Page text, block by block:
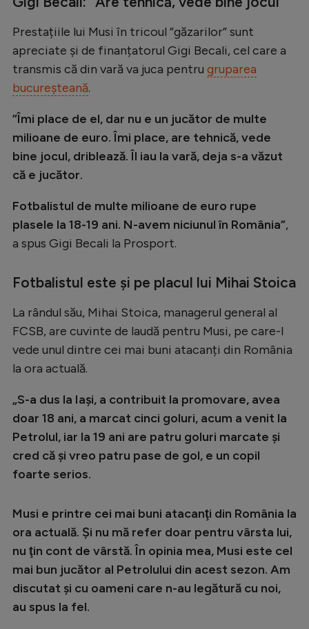
Clasamente
Tenis
Handbal
Gimnastică
Auto
JO 2024
JO 2026
Intră în cont
Prestațiile lui Musi în tricoul ”găzarilor” sunt
apreciate și de finanțatorul Gigi Becali, cel care a
transmis că din vară va juca pentru gruparea
bucureșteană.
”Îmi place de el, dar nu e un jucător de multe
milioane de euro. Îmi place, are tehnică, vede
bine jocul, driblează. Îl iau la vară, deja s-a văzut
că e jucător.
Fotbalistul de multe milioane de euro rupe
plasele la 18-19 ani. N-avem niciunul în România”,
a spus Gigi Becali la Prosport.
Fotbalistul este și pe placul lui Mihai Stoica
La rândul său, Mihai Stoica, managerul general al
FCSB, are cuvinte de laudă pentru Musi, pe care-l
vede unul dintre cei mai buni atacanți din România
la ora actuală.
„S-a dus la Iaşi, a contribuit la promovare, avea
doar 18 ani, a marcat cinci goluri, acum a venit la
Petrolul, iar la 19 ani are patru goluri marcate şi
cred că şi vreo patru pase de gol, e un copil
foarte serios.
Musi e printre cei mai buni atacanţi din România la
ora actuală. Şi nu mă refer doar pentru vârsta lui,
nu ţin cont de vârstă. În opinia mea, Musi este cel
mai bun jucător al Petrolului din acest sezon. Am
discutat şi cu oameni care n-au legătură cu noi,
au spus la fel.